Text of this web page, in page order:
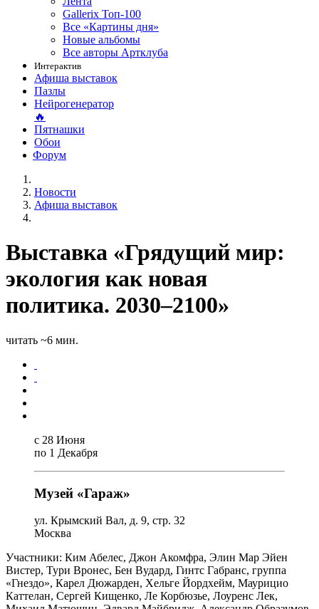
Gallerix Топ-100
Все «Картины дня»
Новые альбомы
Все авторы Артклуба
Интерактив
Афиша выставок
Пазлы
Нейрогенератор
🔥
Пятнашки
Обои
Форум
Новости
Афиша выставок
Выставка «Грядущий мир:
экология как новая
политика. 2030–2100»
читать ~6 мин.
с 28 Июня
по 1 Декабря
Музей «Гараж»
ул. Крымский Вал, д. 9, стр. 32
Москва
Участники: Ким Абелес, Джон Акомфра, Элин Мар Эйен
Вистер, Тури Вронес, Бен Вудард, Гинтс Габранс, группа
«Гнездо», Карел Дюжарден, Хельге Йордхейм, Маурицио
Каттелан, Сергей Кищенко, Ле Корбюзье, Лоуренс Лек,